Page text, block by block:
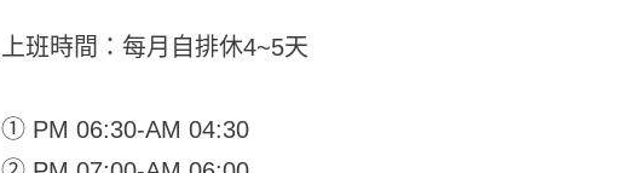
上班時間：每月自排休4~5天
① PM 06:30-AM 04:30